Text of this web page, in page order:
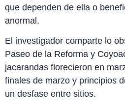
que dependen de ella o
anormal.
El investigador comparte lo
Paseo de la Reforma y
jacarandas florecieron en
finales de marzo y principios
un desfase entre sitios.